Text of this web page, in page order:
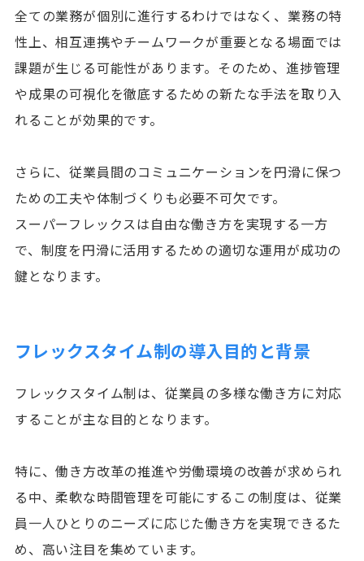
全ての業務が個別に進行するわけではなく、業務の特
性上、相互連携やチームワークが重要となる場面では
課題が生じる可能性があります。そのため、進捗管理
や成果の可視化を徹底するための新たな手法を取り入
れることが効果的です。
さらに、従業員間のコミュニケーションを円滑に保つ
ための工夫や体制づくりも必要不可欠です。
スーパーフレックスは自由な働き方を実現する一方
で、制度を円滑に活用するための適切な運用が成功の
鍵となります。
フレックスタイム制の導入目的と背景
フレックスタイム制は、従業員の多様な働き方に対応
することが主な目的となります。
特に、働き方改革の推進や労働環境の改善が求められ
る中、柔軟な時間管理を可能にするこの制度は、従業
員一人ひとりのニーズに応じた働き方を実現できるた
め、高い注目を集めています。